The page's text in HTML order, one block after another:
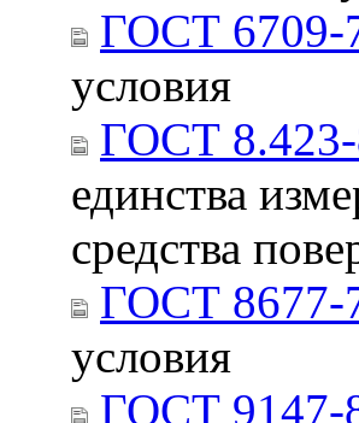
ГОСТ 6709-
условия
ГОСТ 8.423-
единства
средства
ГОСТ 8677-
условия
ГОСТ 9147-